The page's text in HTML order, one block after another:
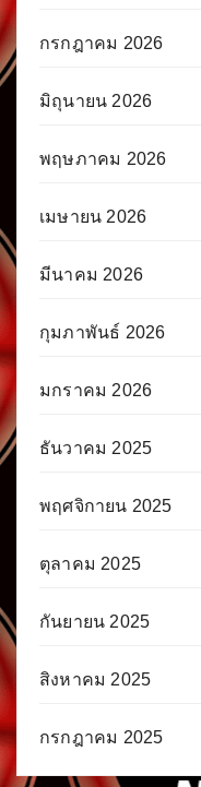
กรกฎาคม 2026
มิถุนายน 2026
พฤษภาคม 2026
เมษายน 2026
มีนาคม 2026
กุมภาพันธ์ 2026
มกราคม 2026
ธันวาคม 2025
พฤศจิกายน 2025
ตุลาคม 2025
กันยายน 2025
สิงหาคม 2025
กรกฎาคม 2025